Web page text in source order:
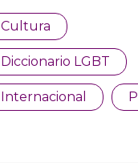
Cultura
Diccionario LGBT
Internacional